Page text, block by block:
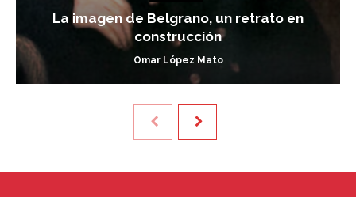
La imagen de Belgrano, un retrato en
construcción
Omar López Mato